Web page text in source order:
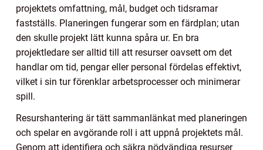
projektets omfattning, mål, budget och tidsramar
fastställs. Planeringen fungerar som en färdplan; utan
den skulle projekt lätt kunna spåra ur. En bra
projektledare ser alltid till att resurser oavsett om det
handlar om tid, pengar eller personal fördelas effektivt,
vilket i sin tur förenklar arbetsprocesser och minimerar
spill.
Resurshantering är tätt sammanlänkat med planeringen
och spelar en avgörande roll i att uppnå projektets mål.
Genom att identifiera och säkra nödvändiga resurser